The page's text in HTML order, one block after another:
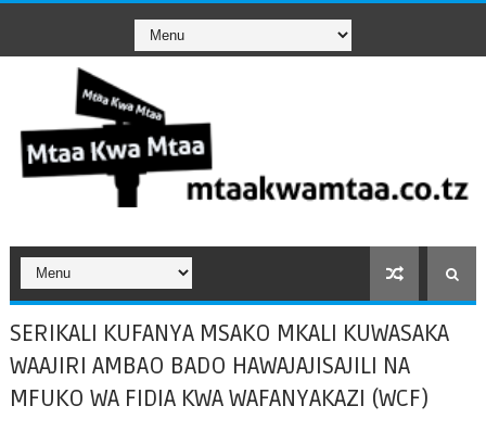
SERIKALI KUFANYA MSAKO MKALI KUWASAKA
WAAJIRI AMBAO BADO HAWAJAJISAJILI NA
MFUKO WA FIDIA KWA WAFANYAKAZI (WCF)